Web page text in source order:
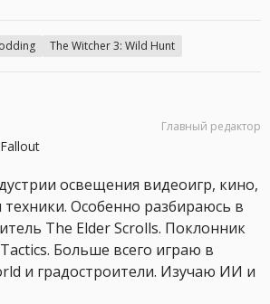
The Witcher 3: Wild Hunt
Главный редактор
освещения видеоигр, кино,
техники. Особенно разбираюсь в
The Elder Scrolls. Поклонник
Больше всего играю в
и градостроители. Изучаю ИИ и